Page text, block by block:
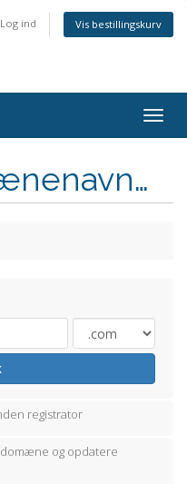
Log ind Vis bestillingskurv
registrator
domæne og opdatere